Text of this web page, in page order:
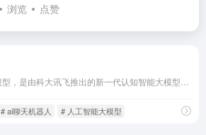
浏览 点赞
# ai聊天机器人 # 人工智能大模型